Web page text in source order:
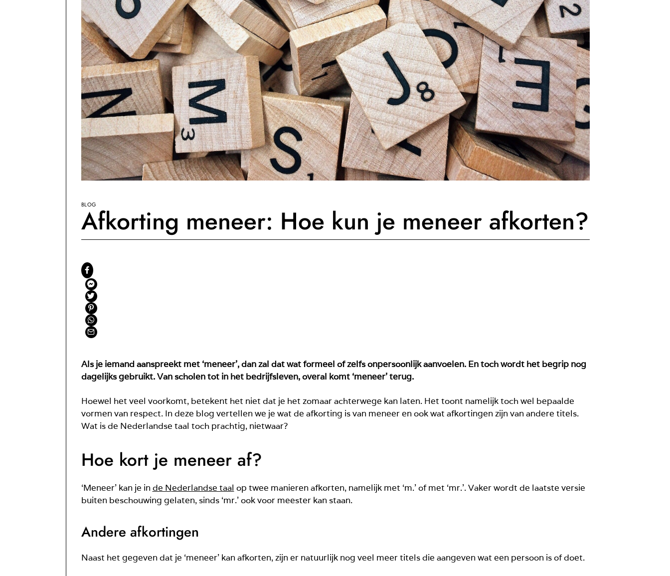
BLOG
Afkorting meneer: Hoe kun je meneer afkorten?
Als je iemand aanspreekt met ‘meneer’, dan zal dat wat formeel of zelfs onpersoonlijk aanvoelen. En toch wordt het begrip nog
dagelijks gebruikt. Van scholen tot in het bedrijfsleven, overal komt ‘meneer’ terug.
Hoewel het veel voorkomt, betekent het niet dat je het zomaar achterwege kan laten. Het toont namelijk toch wel bepaalde
vormen van respect. In deze blog vertellen we je wat de afkorting is van meneer en ook wat afkortingen zijn van andere titels.
Wat is de Nederlandse taal toch prachtig, nietwaar?
Hoe kort je meneer af?
‘Meneer’ kan je inde Nederlandse taal op twee manieren afkorten, namelijk met ‘m.’ of met ‘mr.’. Vaker wordt de laatste versie
buiten beschouwing gelaten, sinds ‘mr.’ ook voor meester kan staan.
Andere afkortingen
Naast het gegeven dat je ‘meneer’ kan afkorten, zijn er natuurlijk nog veel meer titels die aangeven wat een persoon is of doet.